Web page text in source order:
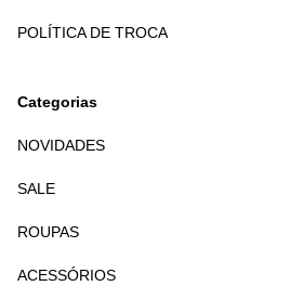
POLÍTICA DE TROCA
Categorias
NOVIDADES
SALE
ROUPAS
ACESSÓRIOS